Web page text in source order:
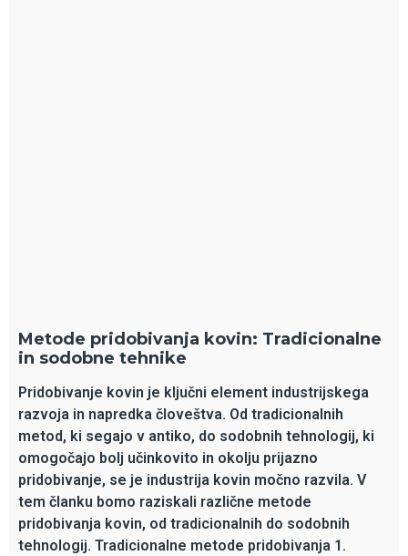
Metode pridobivanja kovin: Tradicionalne
in sodobne tehnike
Pridobivanje kovin je ključni element industrijskega
razvoja in napredka človeštva. Od tradicionalnih
metod, ki segajo v antiko, do sodobnih tehnologij, ki
omogočajo bolj učinkovito in okolju prijazno
pridobivanje, se je industrija kovin močno razvila. V
tem članku bomo raziskali različne metode
pridobivanja kovin, od tradicionalnih do sodobnih
tehnologij. Tradicionalne metode pridobivanja 1.